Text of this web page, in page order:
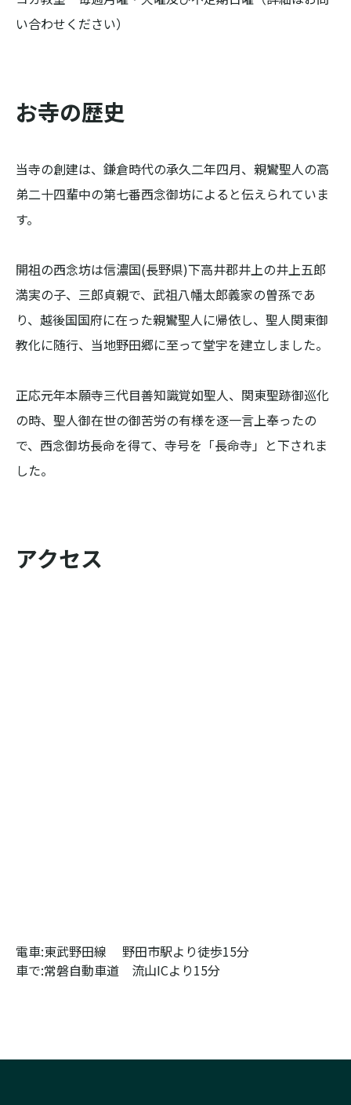
い合わせください）
お寺の歴史
当寺の創建は、鎌倉時代の承久二年四月、親鸞聖人の高
弟二十四輩中の第七番西念御坊によると伝えられていま
す。
開祖の西念坊は信濃国(長野県)下高井郡井上の井上五郎
満実の子、三郎貞親で、武祖八幡太郎義家の曽孫であ
り、越後国国府に在った親鸞聖人に帰依し、聖人関東御
教化に随行、当地野田郷に至って堂宇を建立しました。
正応元年本願寺三代目善知識覚如聖人、関東聖跡御巡化
の時、聖人御在世の御苦労の有様を逐一言上奉ったの
で、西念御坊長命を得て、寺号を「長命寺」と下されま
した。
アクセス
電車:東武野田線　 野田市駅より徒歩15分